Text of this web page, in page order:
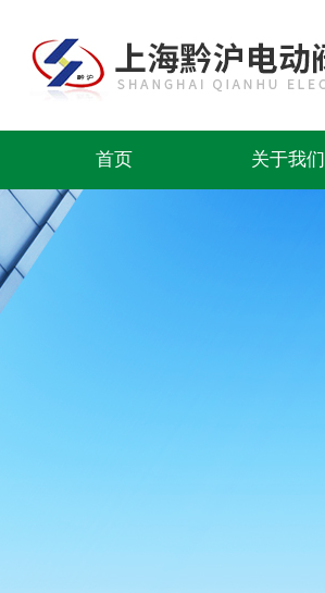
首页 关于我们